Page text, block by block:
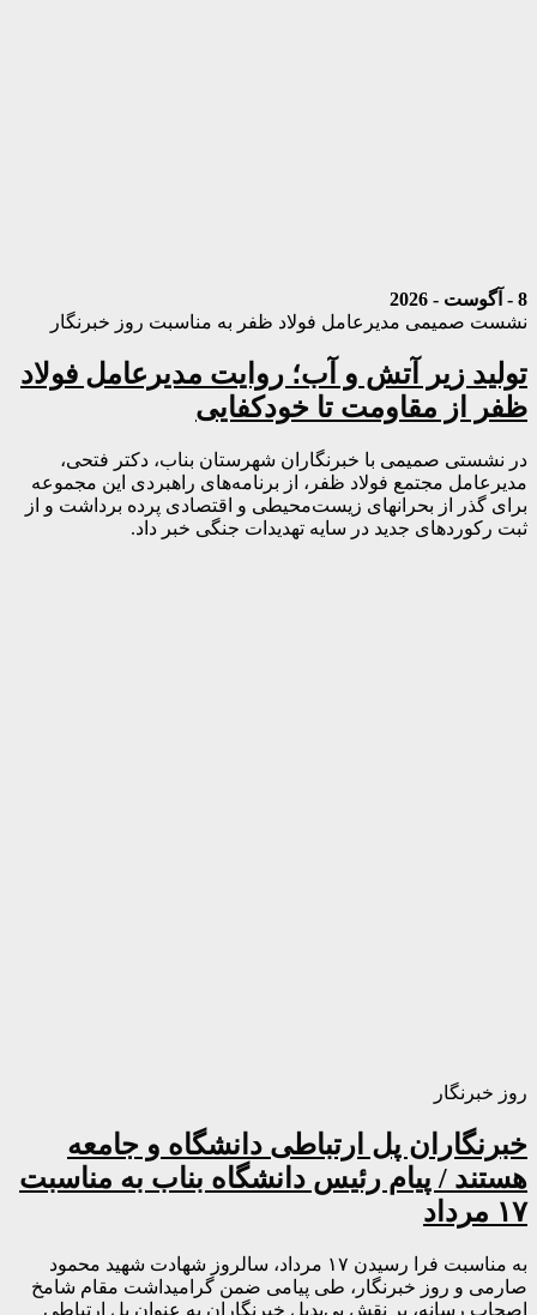
8 - آگوست - 2026
نشست صمیمی مدیرعامل فولاد ظفر به مناسبت روز خبرنگار
تولید زیر آتش و آب؛ روایت مدیرعامل فولاد
ظفر از مقاومت تا خودکفایی
در نشستی صمیمی با خبرنگاران شهرستان بناب، دکتر فتحی،
مدیرعامل مجتمع فولاد ظفر، از برنامه‌های راهبردی این مجموعه
برای گذر از بحرانهای زیست‌محیطی و اقتصادی پرده برداشت و از
ثبت رکوردهای جدید در سایه تهدیدات جنگی خبر داد.
روز خبرنگار
خبرنگاران پل ارتباطی دانشگاه و جامعه
هستند / پیام رئیس دانشگاه بناب به مناسبت
۱۷ مرداد
به مناسبت فرا رسیدن ۱۷ مرداد، سالروز شهادت شهید محمود
صارمی و روز خبرنگار، طی پیامی ضمن گرامیداشت مقام شامخ
اصحاب رسانه، بر نقش بی‌بدیل خبرنگاران به عنوان پل ارتباطی